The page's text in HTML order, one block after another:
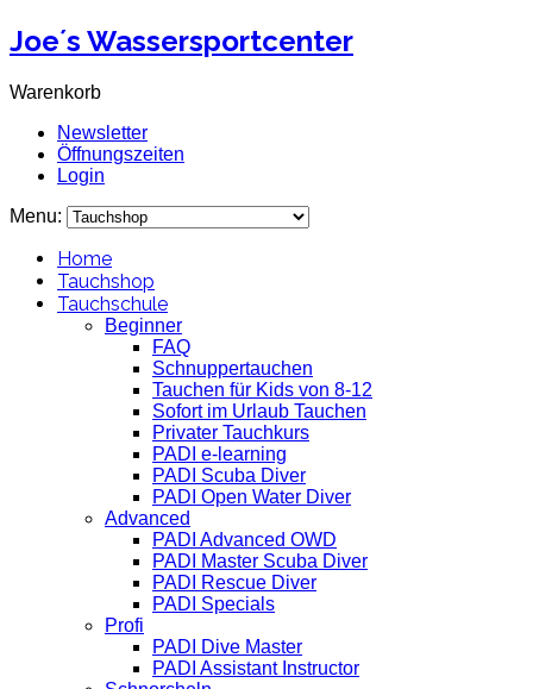
Joe´s Wassersportcenter
Warenkorb
Newsletter
Öffnungszeiten
Login
Menu:
Home
Tauchshop
Tauchschule
Beginner
FAQ
Schnuppertauchen
Tauchen für Kids von 8-12
Sofort im Urlaub Tauchen
Privater Tauchkurs
PADI e-learning
PADI Scuba Diver
PADI Open Water Diver
Advanced
PADI Advanced OWD
PADI Master Scuba Diver
PADI Rescue Diver
PADI Specials
Profi
PADI Dive Master
PADI Assistant Instructor